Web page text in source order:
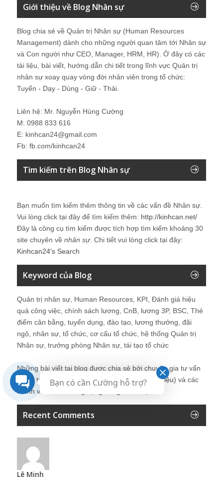
Giới thiệu về Blog Nhân sự
Blog chia sẻ về Quản trị Nhân sự (Human Resources
Management) dành cho những người quan tâm tới Nhân sự
và Con người như CEO, Manager, HRM, HR). Ở đây có các
tài liệu, bài viết, hướng dẫn chi tiết trong lĩnh vực Quản trị
nhân sự xoay quay vòng đời nhân viên trong tổ chức:
Tuyển - Dạy - Dùng - Giữ - Thải.
Liên hệ: Mr. Nguyễn Hùng Cường
M: 0988 833 616
E: kinhcan24@gmail.com
Fb: fb.com/kinhcan24
Tìm kiếm trên Blog Nhân sự
Bạn muốn tìm kiếm thêm thông tin về các vấn đề Nhân sự
Vui lòng click tại đây để tìm kiếm thêm: http://kinhcan.net/
Đây là công cụ tìm kiếm được tích hợp tìm kiếm khoảng 30
site chuyên về nhân sự. Chi tiết vui lòng click tại đây:
Kinhcan24′s Search
Keyword của Blog
Quản trị nhân sự, Human Resources, KPI, Đánh giá hiệu
quả công việc, chính sách lương, CnB, lương 3P, BSC, Thẻ
điểm cân bằng, tuyển dụng, đào tạo, lương thưởng, đãi
ngộ, nhân sự, tổ chức, cơ cấu tổ chức, hệ thống Quản trị
Nhân sự, trưởng phòng Nhân sự, tái tạo tổ chức
Những bài viết tại blog được chia sẻ bởi chuyên gia tư vấn
Quản trị Nhân sự Nguyễn Hùng Cường (giới thiệu) và các
thành viên khác trong cộng đồng Nhân sự.
Recent Comments
Lê Minh
Bạn có cần Cường hỗ trợ?